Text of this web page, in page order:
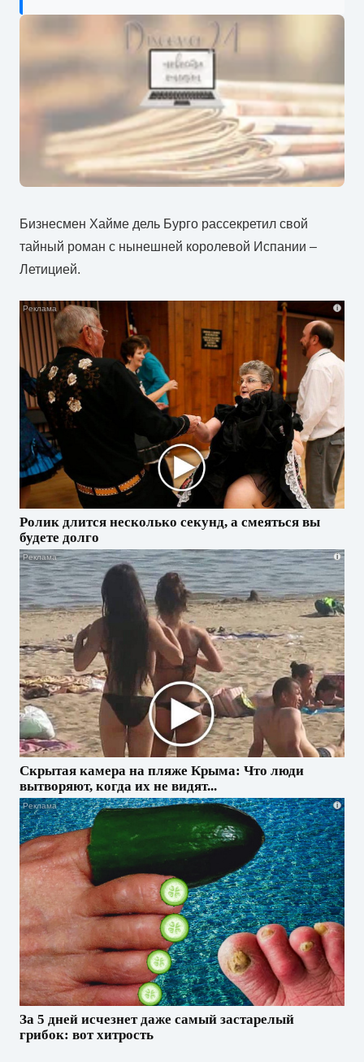
Бизнесмен Хайме дель Бурго рассекретил свой
тайный роман с нынешней королевой Испании –
Летицией.
i
Ролик длится несколько секунд, а смеяться вы
будете долго
i
Скрытая камера на пляже Крыма: Что люди
вытворяют, когда их не видят...
i
За 5 дней исчезнет даже самый застарелый
грибок: вот хитрость